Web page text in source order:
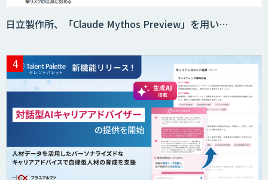
日立製作所、「Claude Mythos Preview」を用い…